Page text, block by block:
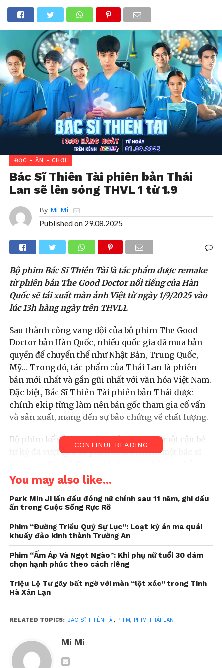
ĐỌC - ĂN - CHƠI
Bác Sĩ Thiên Tài phiên bản Thái
Lan sẽ lên sóng THVL 1 từ 1.9
By Mi Mi
Published on 29.08.2025
Bộ phim Bác Sĩ Thiên Tài là tác phẩm được remake
từ phiên bản The Good Doctor nổi tiếng của Hàn
Quốc sẽ tái xuất màn ảnh Việt từ ngày 1/9/2025 vào
lúc 13h hàng ngày trên THVL1.
Sau thành công vang dội của bộ phim The Good
Doctor bản Hàn Quốc, nhiều quốc gia đã mua bản
quyền để chuyển thể như Nhật Bản, Trung Quốc,
Mỹ… Trong đó, tác phẩm của Thái Lan là phiên
bản mới nhất và gần gũi nhất với văn hóa Việt Nam.
Đặc biệt, Bác Sĩ Thiên Tài phiên bản Thái được
chính ekip từng làm nên bản gốc tham gia cố vấn
và sản xuất, mang đến sự bảo chứng về chất lượng.
Bộ phim kể về hành trình của Shone – một cậu bé
tự kỷ đã vượt qua số phận để trở thành một bác sĩ
sự ruồng bỏ của cha ruột, chỉ còn tình thương của
người anh trai và chú thỏ nhỏ làm điểm tựa tuổi
thơ. Nhưng rồi định mệnh khắc nghiệt đã cướp đi
cả hai, để lại trong Shone vết thương tâm hồn sâu
sắc. Từ đó, cậu nuôi khát vọng trở thành bác sĩ, với
ước mơ cứu lấy những sinh mệnh mong manh như
anh trai mình ngày trước.
CONTINUE READING
You may also like...
Park Min Ji lần đầu đóng nữ chính sau 11 năm, ghi dấu
ấn trong Cuộc Sống Rực Rỡ
Phim “Đường Triều Quỷ Sự Lục”: Loạt kỳ án ma quái
khuấy đảo kinh thành Trường An
Phim “Ấm Áp Và Ngọt Ngào”: Khi phụ nữ tuổi 30 dám
chọn hạnh phúc theo cách riêng
Triệu Lộ Tư gây bất ngờ với màn “lột xác” trong Tinh
Hà Xán Lạn
RELATED TOPICS: BÁC SĨ THIÊN TÀI, PHIM, PHIM THÁI LAN
Mi Mi